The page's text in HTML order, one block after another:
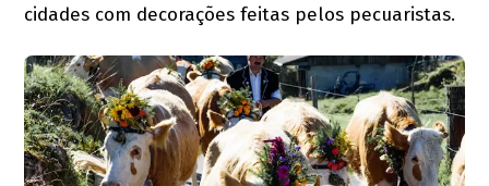
cidades com decorações feitas pelos pecuaristas.